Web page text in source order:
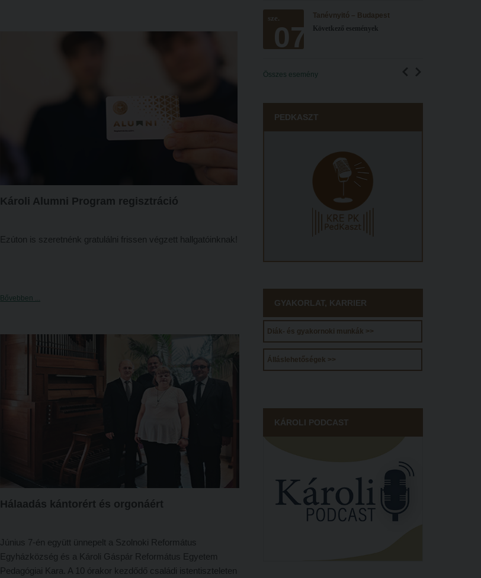
Károli Alumni Program regisztráció
Ezúton is szeretnénk gratulálni frissen végzett hallgatóinknak!
Bővebben ...
Hálaadás kántorért és orgonáért
Június 7-én együtt ünnepelt a Szolnoki Református
Egyházközség és a Károli Gáspár Református Egyetem
Pedagógiai Kara. A 10 órakor kezdődő családi istentiszteleten
sze.
07
Tanévnyitó – Budapest
Következő események
Összes esemény
PEDKASZT
GYAKORLAT, KARRIER
Diák- és gyakornoki munkák >>
Álláslehetőségek >>
KÁROLI PODCAST